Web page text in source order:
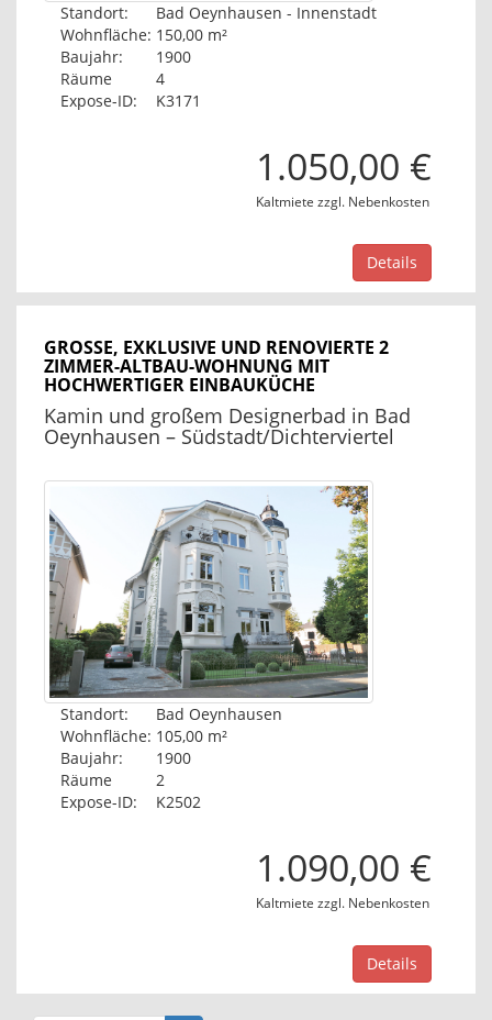
Standort:
Bad Oeynhausen - Innenstadt
Wohnfläche: 150,00 m²
Baujahr:
1900
Räume
4
Expose-ID:
K3171
1.050,00 €
Kaltmiete zzgl. Nebenkosten
Details
GROSSE, EXKLUSIVE UND RENOVIERTE 2 Z
IMMER-ALTBAU-WOHNUNG MIT H
OCHWERTIGER EINBAUKÜCHE
Kamin und großem Designerbad in Bad
Oeynhausen – Südstadt/Dichterviertel
Standort:
Bad Oeynhausen
Wohnfläche: 105,00 m²
Baujahr:
1900
Räume
2
Expose-ID:
K2502
1.090,00 €
Kaltmiete zzgl. Nebenkosten
Details